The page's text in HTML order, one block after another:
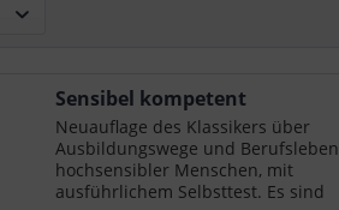
Sensibel kompetent
Neuauflage des Klassikers über
Ausbildungswege und Berufsleben
hochsensibler Menschen, mit
ausführlichem Selbsttest. Es sind